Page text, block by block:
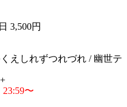
3,500円
えしれずつれづれ / 幽世テ
〜